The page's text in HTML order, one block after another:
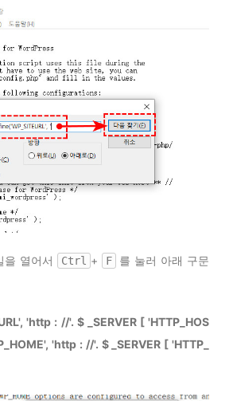
을 열어서 Ctrl + F
를 눌러 아래 구문
'http : //'. $ _SERVER [ 'HTTP_HOS
'http : //'. $ _SERVER [ 'HTTP_